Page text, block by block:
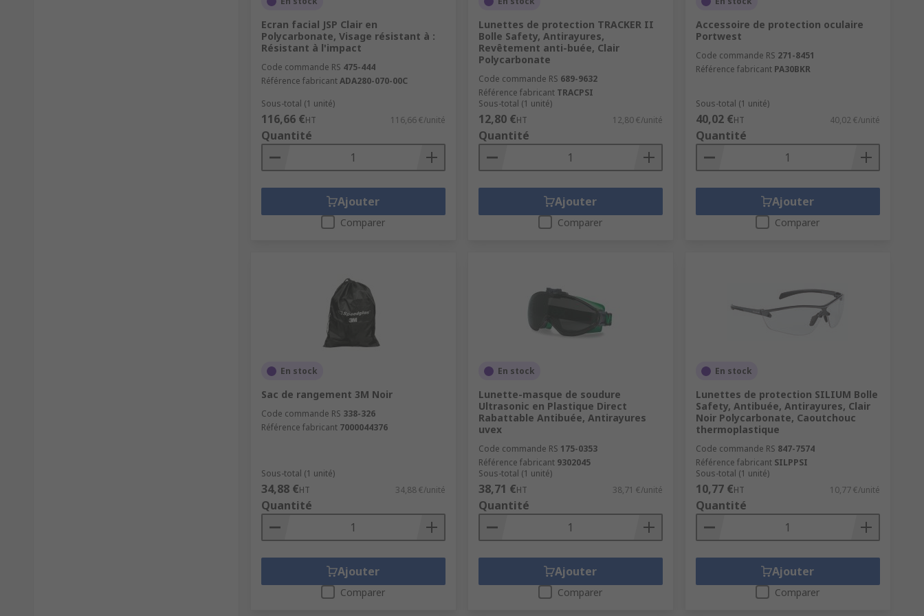
Ecran facial JSP Clair en
Polycarbonate, Visage résistant à :
Résistant à l'impact
Code commande RS 475-444
Référence fabricantADA280-070-00C
Sous-total (1 unité)
116,66 €HT 116,66 €/unité
Quantité
Ajouter
Comparer
Lunettes de protection TRACKER II
Bolle Safety, Antirayures,
Revêtement anti-buée, Clair
Polycarbonate
Code commande RS 689-9632
Référence fabricant TRACPSI
Sous-total (1 unité)
12,80 €HT 12,80 €/unité
Quantité
Ajouter
Comparer
Accessoire de protection oculaire
Portwest
Code commande RS 271-8451
Référence fabricant PA30BKR
Sous-total (1 unité)
40,02 €HT 40,02 €/unité
Quantité
Ajouter
Comparer
En stock
Sac de rangement 3M Noir
Code commande RS 338-326
Référence fabricant 7000044376
Sous-total (1 unité)
34,88 €HT 34,88 €/unité
Quantité
Ajouter
Comparer
En stock
Lunette-masque de soudure
Ultrasonic en Plastique Direct
Rabattable Antibuée, Antirayures
uvex
Code commande RS 175-0353
Référence fabricant 9302045
Sous-total (1 unité)
38,71 €HT 38,71 €/unité
Quantité
Ajouter
Comparer
En stock
Lunettes de protection SILIUM Bolle
Safety, Antibuée, Antirayures, Clair
Noir Polycarbonate, Caoutchouc
thermoplastique
Code commande RS 847-7574
Référence fabricant SILPPSI
Sous-total (1 unité)
10,77 €HT 10,77 €/unité
Quantité
Ajouter
Comparer